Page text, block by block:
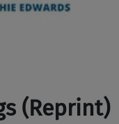
(Reprint)